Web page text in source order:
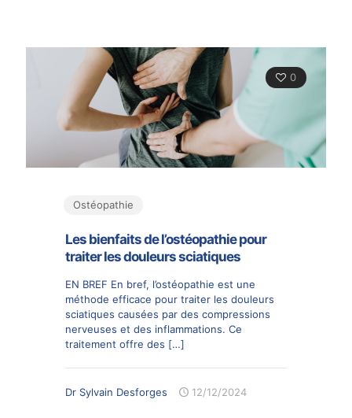
0
Ostéopathie
Les bienfaits de l’ostéopathie pour
traiter les douleurs sciatiques
EN BREF En bref, l’ostéopathie est une
méthode efficace pour traiter les douleurs
sciatiques causées par des compressions
nerveuses et des inflammations. Ce
traitement offre des […]
Dr Sylvain Desforges 12/12/2024